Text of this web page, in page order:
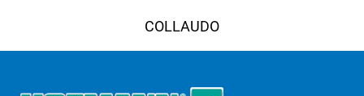
COLLAUDO